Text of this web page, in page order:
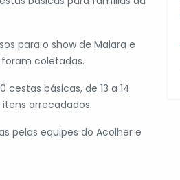
para o show de Maiara e
foram coletadas.
básicas, de 13 a 14
arrecadados.
pelas equipes do Acolher e